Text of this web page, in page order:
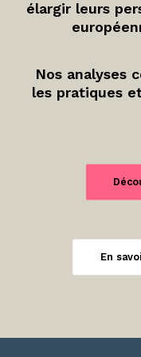
élargir leurs
Nos analyses
les pratiques
En